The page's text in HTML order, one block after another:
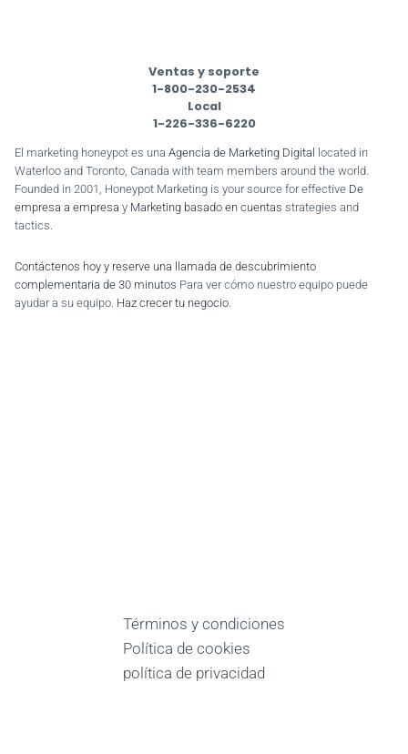
Ventas y soporte
1-800-230-2534
Local
1-226-336-6220
El marketing honeypot es una Agencia de Marketing Digital located in
Waterloo and Toronto, Canada with team members around the world.
Founded in 2001, Honeypot Marketing is your source for effective De
empresa a empresa y Marketing basado en cuentas strategies and
tactics.
Contáctenos hoy y reserve una llamada de descubrimiento
complementaria de 30 minutos Para ver cómo nuestro equipo puede
ayudar a su equipo. Haz crecer tu negocio.
Términos y condiciones
Política de cookies
política de privacidad